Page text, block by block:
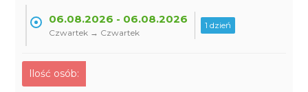
06.08.2026 - 06.08.2026
Czwartek → Czwartek
1 dzień
Ilość osób: